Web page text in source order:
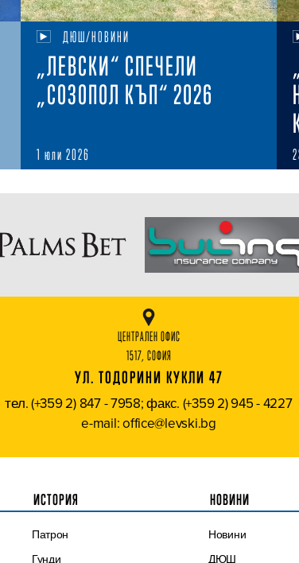
ДЮШ/НОВИНИ
„ЛЕВСКИ“ СПЕЧЕЛИ
„СОЗОПОЛ КЪП“ 2026
1 юли 2026
ЦЕНТРАЛЕН ОФИС
1517, СОФИЯ
УЛ. ТОДОРИНИ КУКЛИ 47
тел. (+359 2) 847 - 7958; факс. (+359 2) 945 - 4227
e-mail: office@levski.bg
ИСТОРИЯ
Патрон
Гунди
НОВИНИ
Новини
ДЮШ